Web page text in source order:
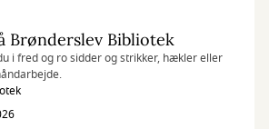
Brønderslev Bibliotek
i fred og ro sidder og strikker, hækler eller